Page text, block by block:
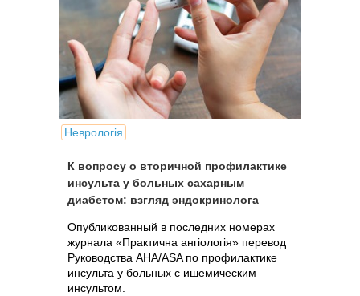
Неврологія
К вопросу о вторичной профилактике
инсульта у больных сахарным
диабетом: взгляд эндокринолога
Опубликованный в последних номерах
журнала «Практична ангіологія» перевод
Руководства AHA/ASA по профилактике
инсульта у больных с ишемическим
инсультом.